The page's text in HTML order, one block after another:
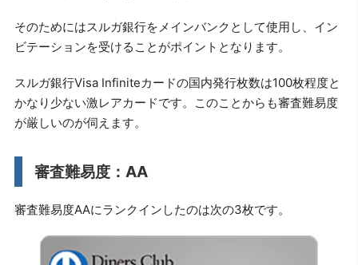
そのためにはスルガ銀行をメインバンクとして使用し、イン
ビテーションを受けることがポイントとなります。
スルガ銀行Visa Infiniteカードの国内発行枚数は100枚程度と
かなり少ない激レアカードです。このことからも審査難易度
が厳しいのが伺えます。
審査難易度：AA
審査難易度AAにランクインしたのは次の3枚です。